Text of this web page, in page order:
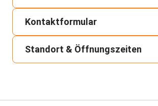
Kontaktformular
Standort & Öffnungszeiten